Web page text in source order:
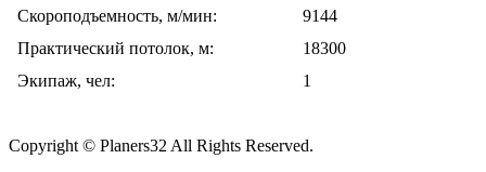
Скороподъемность, м/мин:
9144
Практический потолок, м:
18300
Экипаж, чел:
1
Copyright © Planers32 All Rights Reserved.